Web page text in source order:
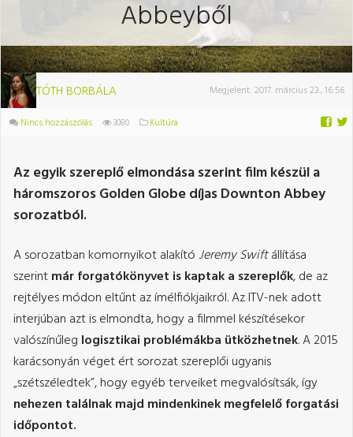
Abbeyből
TÓTH BORBÁLA Megjelent: 2017. március 23., 16:56
Nincs hozzászólás 3080 Kultúra
Az egyik szereplő elmondása szerint film készül a
háromszoros Golden Globe díjas Downton Abbey
sorozatból.
A sorozatban komornyikot alakítóJeremy Swiftállítása
szerintmár forgatókönyvet is kaptak a szereplők, de az
rejtélyes módon eltűnt az ímélfiókjaikról. Az ITV-nek adott
interjúban azt is elmondta, hogy a filmmel készítésekor
valószínűleg logisztikai problémákba ütközhetnek. A 2015
karácsonyán véget ért sorozat szereplői ugyanis
„szétszéledtek”, hogy egyéb terveiket megvalósítsák, így
nehezen találnak majd mindenkinek megfelelő forgatási
időpontot.